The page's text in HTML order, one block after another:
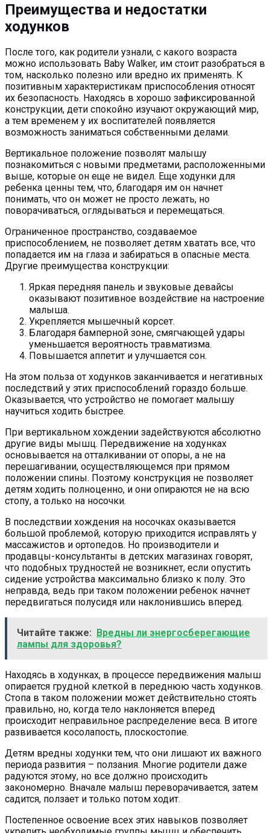
Преимущества и недостатки
ходунков
После того, как родители узнали, с какого возраста
можно использовать Baby Walker, им стоит разобраться в
том, насколько полезно или вредно их применять. К
позитивным характеристикам приспособления относят
их безопасность. Находясь в хорошо зафиксированной
конструкции, дети спокойно изучают окружающий мир,
а тем временем у их воспитателей появляется
возможность заниматься собственными делами.
Вертикальное положение позволят малышу
познакомиться с новыми предметами, расположенными
выше, которые он еще не видел. Еще ходунки для
ребенка ценны тем, что, благодаря им он начнет
понимать, что он может не просто лежать, но
поворачиваться, оглядываться и перемещаться.
Ограниченное пространство, создаваемое
приспособлением, не позволяет детям хватать все, что
попадается им на глаза и забираться в опасные места.
Другие преимущества конструкции:
Яркая передняя панель и звуковые девайсы
оказывают позитивное воздействие на настроение
малыша.
Укрепляется мышечный корсет.
Благодаря бамперной зоне, смягчающей удары
уменьшается вероятность травматизма.
Повышается аппетит и улучшается сон.
На этом польза от ходунков заканчивается и негативных
последствий у этих приспособлений гораздо больше.
Оказывается, что устройство не помогает малышу
научиться ходить быстрее.
При вертикальном хождении задействуются абсолютно
другие виды мышц. Передвижение на ходунках
основывается на отталкивании от опоры, а не на
перешагивании, осуществляющемся при прямом
положении спины. Поэтому конструкция не позволяет
детям ходить полноценно, и они опираются не на всю
стопу, а только на носочки.
В последствии хождения на носочках оказывается
большой проблемой, которую приходится исправлять у
массажистов и ортопедов. Но производители и
продавцы-консультанты в детских магазинах говорят,
что подобных трудностей не возникнет, если опустить
сидение устройства максимально близко к полу. Это
неправда, ведь при таком положении ребенок начнет
передвигаться полусидя или наклонившись вперед.
Читайте также:
Вредны ли энергосберегающие
лампы для здоровья?
Находясь в ходунках, в процессе передвижения малыш
опирается грудной клеткой в переднюю часть ходунков.
Стопа в таком положении может действительно стоять
правильно, но, когда тело наклоняется вперед
происходит неправильное распределение веса. В итоге
развивается косолапость, плоскостопие.
Детям вредны ходунки тем, что они лишают их важного
периода развития – ползания. Многие родители даже
радуются этому, но все должно происходить
закономерно. Вначале малыш переворачивается, затем
садится, ползает и только потом ходит.
Постепенное освоение всех этих навыков позволяет